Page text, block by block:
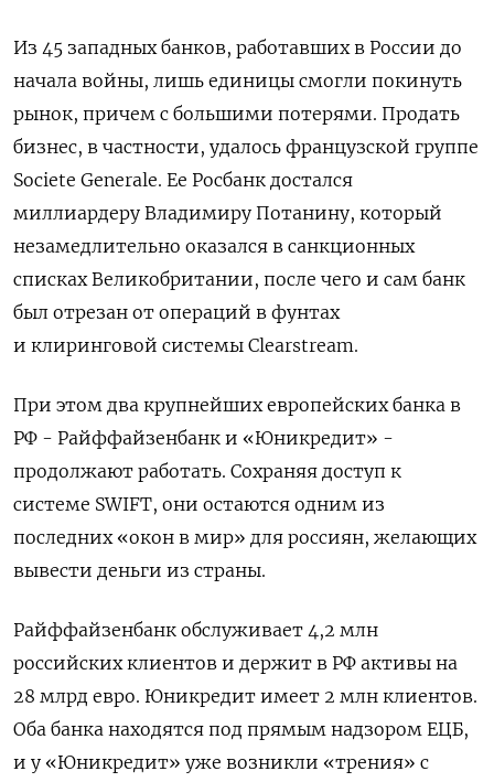
Из 45 западных банков, работавших в России до
начала войны, лишь единицы смогли покинуть
рынок, причем с большими потерями. Продать
бизнес, в частности, удалось французской группе
Societe Generale. Ее Росбанк достался
миллиардеру Владимиру Потанину, который
незамедлительно оказался в санкционных
списках Великобритании, после чего и сам банк
был отрезан от операций в фунтах
и клиринговой системы Clearstream.
При этом два крупнейших европейских банка в
РФ - Райффайзенбанк и «Юникредит» -
продолжают работать. Сохраняя доступ к
системе SWIFT, они остаются одним из
последних «окон в мир» для россиян, желающих
вывести деньги из страны.
Райффайзенбанк обслуживает 4,2 млн
российских клиентов и держит в РФ активы на
28 млрд евро. Юникредит имеет 2 млн клиентов.
Оба банка находятся под прямым надзором ЕЦБ,
и у «Юникредит» уже возникли «трения» с